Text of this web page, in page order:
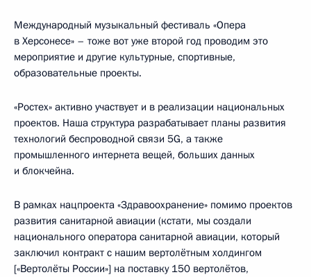
Международный музыкальный фестиваль «Опера
в Херсонесе» – тоже вот уже второй год проводим это
мероприятие и другие культурные, спортивные,
образовательные проекты.
«Ростех» активно участвует и в реализации национальных
проектов. Наша структура разрабатывает планы развития
технологий беспроводной связи 5G, а также
промышленного интернета вещей, больших данных
и блокчейна.
В рамках нацпроекта «Здравоохранение» помимо проектов
развития санитарной авиации (кстати, мы создали
национального оператора санитарной авиации, который
заключил контракт с нашим вертолётным холдингом
[«Вертолёты России»] на поставку 150 вертолётов,